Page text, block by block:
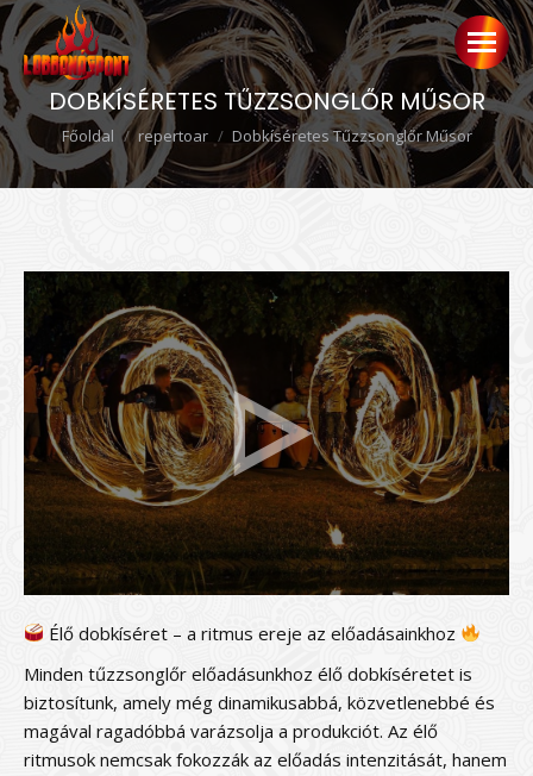
DOBKÍSÉRETES TŰZZSONGLŐR MŰSOR
Ön itt van:
Főoldal repertoar Dobkíséretes Tűzzsonglőr Műsor
Élő dobkíséret – a ritmus ereje az előadásainkhoz
Minden tűzzsonglőr előadásunkhoz élő dobkíséretet is
biztosítunk, amely még dinamikusabbá, közvetlenebbé és
magával ragadóbbá varázsolja a produkciót. Az élő
ritmusok nemcsak fokozzák az előadás intenzitását, hanem